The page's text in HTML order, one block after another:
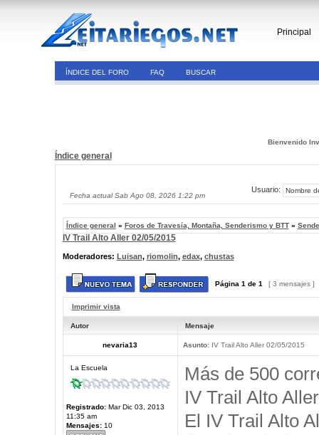
Principal
ÍNDICE DEL FORO FAQ BUSCAR
Bienvenido
Índice general
Fecha actual Sab Ago 08, 2026 1:22 pm
Usuario:
Índice general » Foros de Travesía, Montaña, Senderismo y BTT»
IV Trail Alto Aller 02/05/2015
Moderadores: Luisan, riomolin, edax, chustas
Página 1 de 1 [ 3 mensajes ]
Imprimir vista
Autor Mensaje
nevaria13 Asunto:IV Trail Alto Aller 02/05/2015
La Escuela
Registrado:Mar Dic 03, 2013
11:35 am
Mensajes:10
Más de 500
IV Trail Alto
El IV Trail Alto